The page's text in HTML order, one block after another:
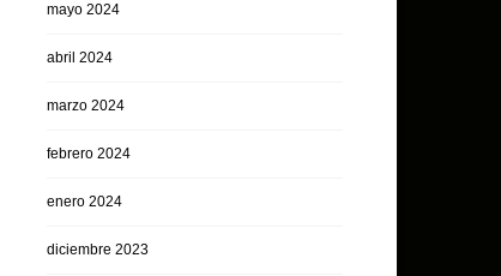
mayo 2024
abril 2024
marzo 2024
febrero 2024
enero 2024
diciembre 2023